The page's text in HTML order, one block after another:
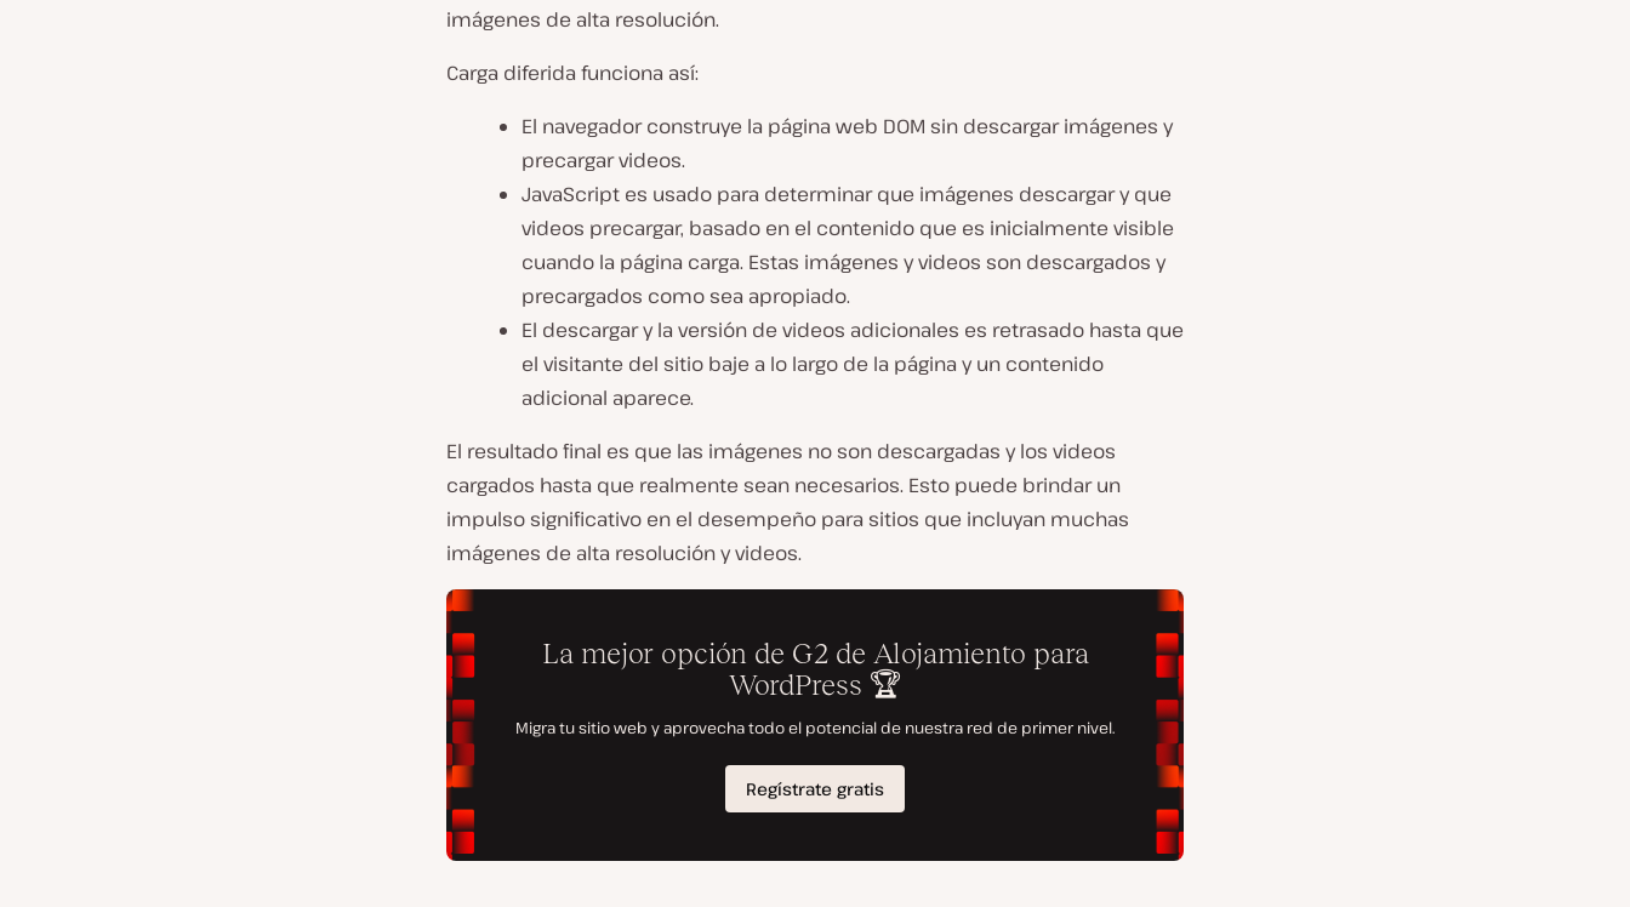
imágenes de alta resolución.
Carga diferida funciona así:
El navegador construye la página web DOM sin descargar imágenes y
precargar videos.
JavaScript es usado para determinar que imágenes descargar y que
videos precargar, basado en el contenido que es inicialmente visible
cuando la página carga. Estas imágenes y videos son descargados y
precargados como sea apropiado.
El descargar y la versión de videos adicionales es retrasado hasta que
el visitante del sitio baje a lo largo de la página y un contenido
adicional aparece.
El resultado final es que las imágenes no son descargadas y los videos
cargados hasta que realmente sean necesarios. Esto puede brindar un
impulso significativo en el desempeño para sitios que incluyan muchas
imágenes de alta resolución y videos.